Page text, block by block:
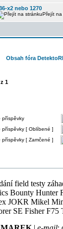
x2 nebo 1270
Přejít na
Obsah fóra
z 1
příspěvky
příspěvky [ Oblíbené ]
příspěvky [ Zamčené ]
field testy
Bounty
Mikel
SE Fisher F75